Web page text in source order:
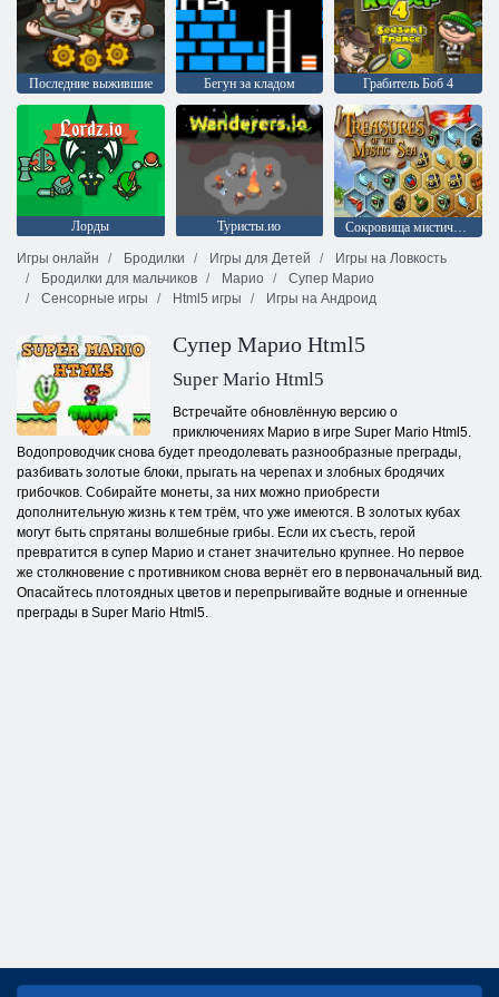
Последние выжившие Бегун за кладом Грабитель Боб 4
Лорды Туристы.ио
Сокровища мистического моря
Игры онлайн
Бродилки Игры для Детей
Игры на Ловкость
Бродилки для мальчиков
Марио
Супер Марио
Сенсорные игры
Html5 игры Игры на Андроид
Супер Марио Html5
Super Mario Html5
Встречайте обновлённую версию о
приключениях Марио в игре Super Mario Html5.
Водопроводчик снова будет преодолевать разнообразные преграды,
разбивать золотые блоки, прыгать на черепах и злобных бродячих
грибочков. Собирайте монеты, за них можно приобрести
дополнительную жизнь к тем трём, что уже имеются. В золотых кубах
могут быть спрятаны волшебные грибы. Если их съесть, герой
превратится в супер Марио и станет значительно крупнее. Но первое
же столкновение с противником снова вернёт его в первоначальный вид.
Опасайтесь плотоядных цветов и перепрыгивайте водные и огненные
преграды в Super Mario Html5.